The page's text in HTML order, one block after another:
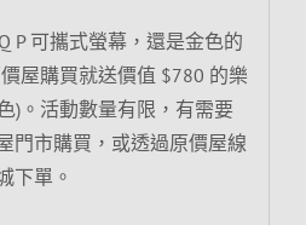
P 可攜式螢幕，還是金色的
屋購買就送價值 $780 的樂
)。活動數量有限，有需要
門市購買，或透過原價屋線
下單。